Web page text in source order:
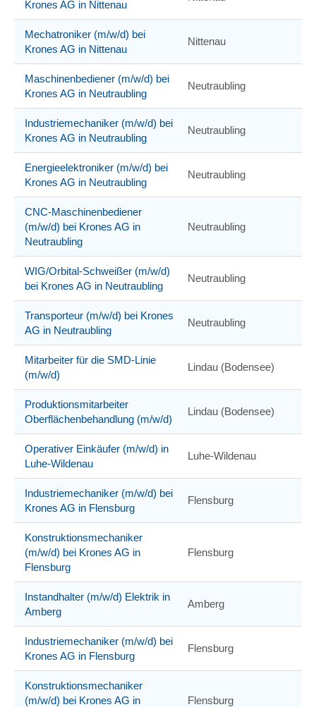
Krones AG in Nittenau
Mechatroniker (m/w/d) bei
Krones AG in Nittenau
Nittenau
Maschinenbediener (m/w/d) bei
Krones AG in Neutraubling
Neutraubling
Industriemechaniker (m/w/d) bei
Krones AG in Neutraubling
Neutraubling
Energieelektroniker (m/w/d) bei
Krones AG in Neutraubling
Neutraubling
CNC-Maschinenbediener
(m/w/d) bei Krones AG in
Neutraubling
Neutraubling
WIG/Orbital-Schweißer (m/w/d)
bei Krones AG in Neutraubling
Neutraubling
Transporteur (m/w/d) bei Krones
AG in Neutraubling
Neutraubling
Mitarbeiter für die SMD-Linie
(m/w/d)
Lindau (Bodensee)
Produktionsmitarbeiter
Oberflächenbehandlung (m/w/d)
Lindau (Bodensee)
Operativer Einkäufer (m/w/d) in
Luhe-Wildenau
Luhe-Wildenau
Industriemechaniker (m/w/d) bei
Krones AG in Flensburg
Flensburg
Konstruktionsmechaniker
(m/w/d) bei Krones AG in
Flensburg
Flensburg
Instandhalter (m/w/d) Elektrik in
Amberg
Amberg
Industriemechaniker (m/w/d) bei
Krones AG in Flensburg
Flensburg
Konstruktionsmechaniker
(m/w/d) bei Krones AG in
Flensburg